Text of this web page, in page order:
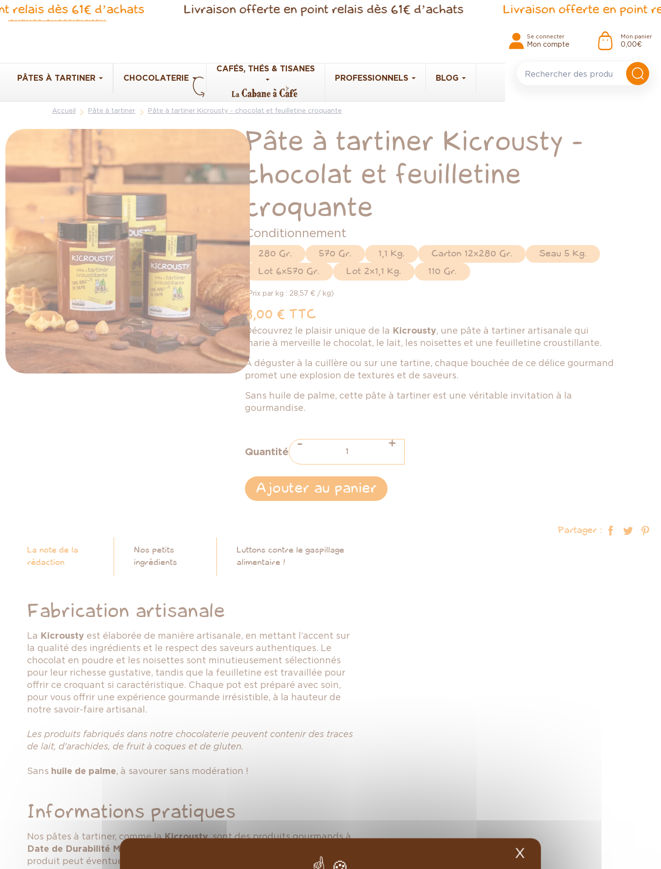
dès 61€ d’achats Livraison offerte en point relais dès 61€ d’achats Livraison offerte en point relais
Se connecter
Mon compte
Mon panier
0,00 €
PÂTES À TARTINER CHOCOLATERIE
CAFÉS, THÉS & TISANES
PROFESSIONNELS
BLOG
Accueil Pâte à tartiner Pâte à tartiner Kicrousty - chocolat et feuilletine croquante
Pâte à tartiner Kicrousty -
chocolat et feuilletine
croquante
Conditionnement
280 Gr. 570 Gr. 1,1 Kg. Carton 12x280 Gr.
Seau 5 Kg.
Lot 6x570 Gr.
Lot 2x1,1 Kg. 110 Gr.
(Prix par kg : 28,57 € / kg)
8,00 € TTC
Découvrez le plaisir unique de la Kicrousty, une pâte à tartiner artisanale qui
marie à merveille le chocolat, le lait, les noisettes et une feuilletine croustillante.
À déguster à la cuillère ou sur une tartine, chaque bouchée de ce délice gourmand
promet une explosion de textures et de saveurs.
Sans huile de palme, cette pâte à tartiner est une véritable invitation à la
gourmandise.
Quantité - +
Ajouter au panier
La note de la
rédaction
Nos petits
ingrédients
Luttons contre le gaspillage
alimentaire !
Fabrication artisanale
La Kicrousty est élaborée de manière artisanale, en mettant l’accent sur
la qualité des ingrédients et le respect des saveurs authentiques. Le
chocolat en poudre et les noisettes sont minutieusement sélectionnés
pour leur richesse gustative, tandis que la feuilletine est travaillée pour
offrir ce croquant si caractéristique. Chaque pot est préparé avec soin,
pour vous offrir une expérience gourmande irrésistible, à la hauteur de
notre savoir-faire artisanal.
Les produits fabriqués dans notre chocolaterie peuvent contenir des traces
de lait, d'arachides, de fruit à coques et de gluten.
Sans huile de palme, à savourer sans modération !
Informations pratiques
Nos pâtes à tartiner, comme la Kicrousty, sont des produits gourmands à
Date de Durabilité Minimale (DDM)
produit peut éventuellement perdre en qualité gustative sans devenir
Partager :
Panneau de gestion des cookies
X Masquer le